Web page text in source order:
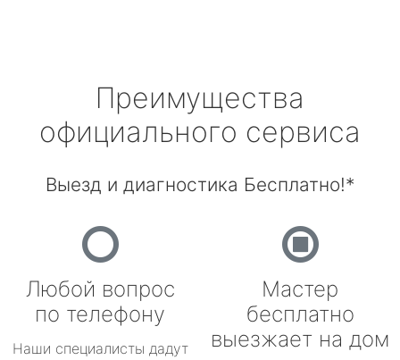
Преимущества
официального сервиса
Выезд и диагностика Бесплатно!*
Любой вопрос
по телефону
Наши специалисты дадут
Мастер
бесплатно
выезжает на дом